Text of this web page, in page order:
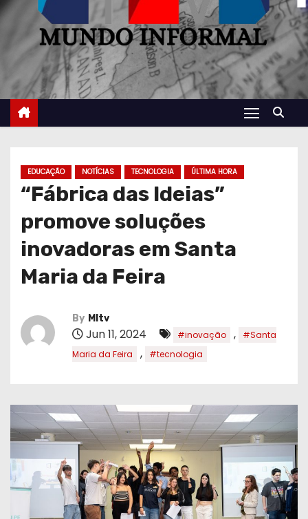
EDUCAÇÃO NOTÍCIAS TECNOLOGIA ÚLTIMA HORA
“Fábrica das Ideias”
promove soluções
inovadoras em Santa
Maria da Feira
By MItv
Jun 11, 2024 #inovação ,
#Santa
Maria da Feira
, #tecnologia